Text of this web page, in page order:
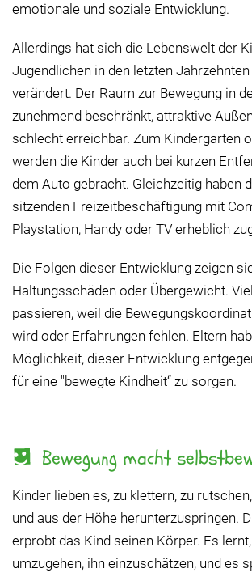
emotionale und soziale Entwicklung.
Allerdings hat sich die Lebenswelt der
Jugendlichen in den letzten
verändert. Der Raum zur Bewegung in
zunehmend beschränkt, attraktive
schlecht erreichbar. Zum Kindergarten
werden die Kinder auch bei kurzen
dem Auto gebracht. Gleichzeitig haben
sitzenden Freizeitbeschäftigung mit
Playstation, Handy oder TV erheblich
Die Folgen dieser Entwicklung zeigen
Haltungsschäden oder Übergewicht.
passieren, weil die
wird oder Erfahrungen fehlen. Eltern
Möglichkeit, dieser Entwicklung
für eine "bewegte Kindheit“ zu sorgen.
Bewegung macht
Kinder lieben es, zu klettern, zu
und aus der Höhe herunterzuspringen.
erprobt das Kind seinen Körper. Es
umzugehen, ihn einzuschätzen, und es